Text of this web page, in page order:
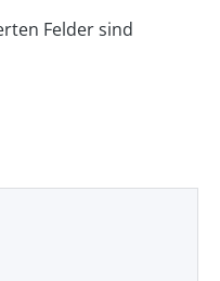
Felder sind